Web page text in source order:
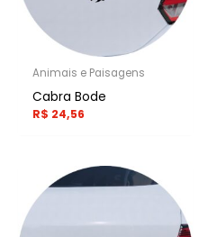
Animais e Paisagens
Cabra Bode
R$ 24,56